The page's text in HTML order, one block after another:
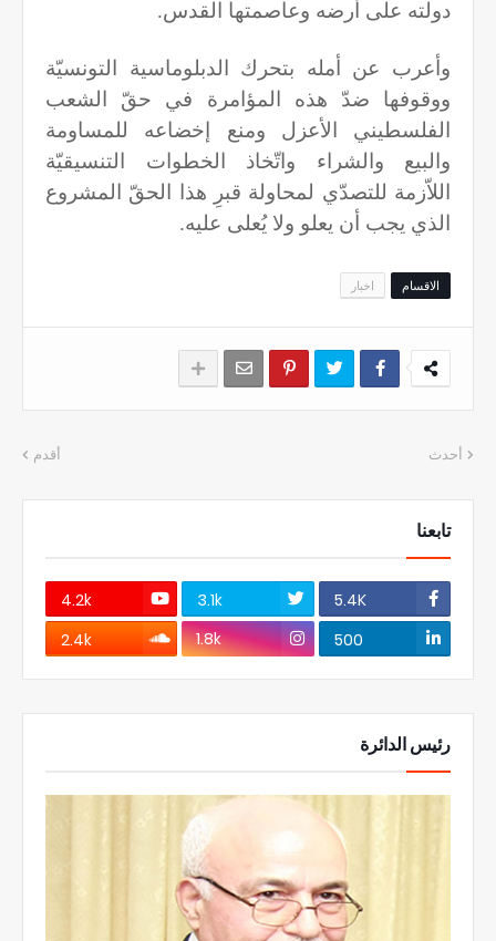
دولته على أرضه وعاصمتها القدس.
وأعرب عن أمله بتحرك الدبلوماسية التونسيّة
ووقوفها ضدّ هذه المؤامرة في حقّ الشعب
الفلسطيني الأعزل ومنع إخضاعه للمساومة
والبيع والشراء واتّخاذ الخطوات التنسيقيّة
اللاّزمة للتصدّي لمحاولة قبرِ هذا الحقّ المشروع
الذي يجب أن يعلو ولا يُعلى عليه.
الاقسام اخبار
أحدث أقدم
تابعنا
5.4K
3.1k
4.2k
500
1.8k
2.4k
رئيس الدائرة